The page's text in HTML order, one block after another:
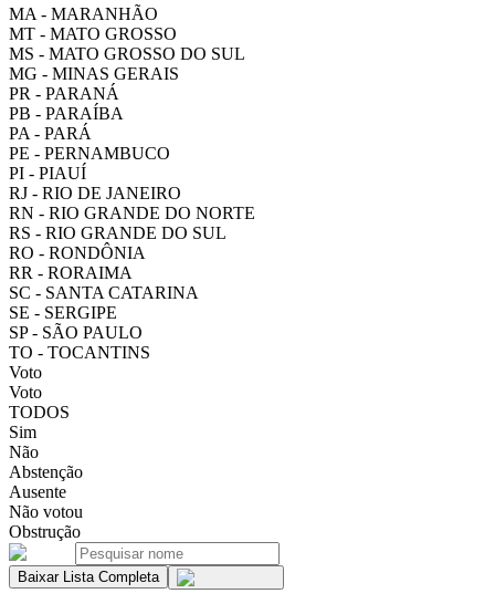
MA - MARANHÃO
MT - MATO GROSSO
MS - MATO GROSSO DO SUL
MG - MINAS GERAIS
PR - PARANÁ
PB - PARAÍBA
PA - PARÁ
PE - PERNAMBUCO
PI - PIAUÍ
RJ - RIO DE JANEIRO
RN - RIO GRANDE DO NORTE
RS - RIO GRANDE DO SUL
RO - RONDÔNIA
RR - RORAIMA
SC - SANTA CATARINA
SE - SERGIPE
SP - SÃO PAULO
TO - TOCANTINS
Voto
Voto
TODOS
Sim
Não
Abstenção
Ausente
Não votou
Obstrução
Baixar Lista Completa